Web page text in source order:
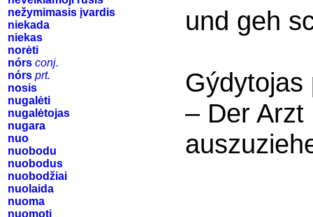
nežymimasis įvardis
niekada
niekas
norėti
nórs conj.
nórs prt.
nosis
nugalėti
nugalėtojas
nugara
nuo
nuobodu
nuobodus
nuobodžiai
nuolaida
nuoma
nuomoti
und geh
– Der Arzt